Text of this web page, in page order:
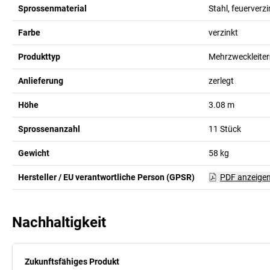
Sprossenmaterial Stahl,
Farbe verzinkt
Produkttyp
Anlieferung zerlegt
Höhe 3.08 m
Sprossenanzahl 11 Stück
Gewicht 58 kg
Hersteller / EU verantwortliche Person (GPSR) PDF anzeigen
Nachhaltigkeit
Zukunftsfähiges Produkt